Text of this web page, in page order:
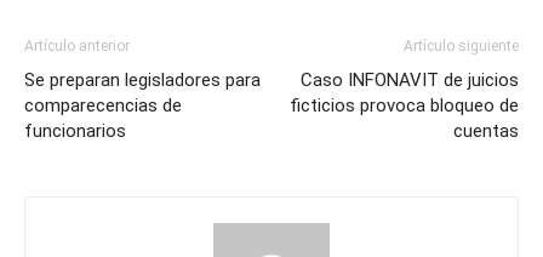
Artículo anterior
Se preparan legisladores para
comparecencias de
funcionarios
Artículo siguiente
Caso INFONAVIT de juicios
ficticios provoca bloqueo de
cuentas